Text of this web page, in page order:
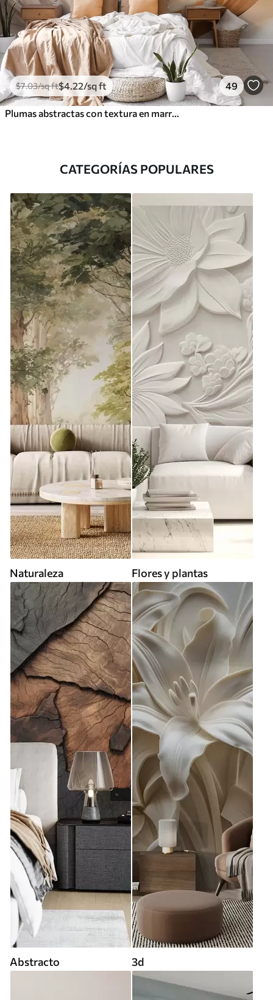
$7.03/sq ft$4 .22/sq ft 49
CATEGORÍAS POPULARES
Naturaleza Flores y plantas
Abstracto 3d